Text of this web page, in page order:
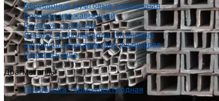
Бессварные муфтовые соединения
Бочонок нержавеющий
Бочонок стальной
Детали трубопровода титановые
Заглушка нержавеющая фланцевая
Показать еще
Драгметаллы
Проволока термоэлектродная